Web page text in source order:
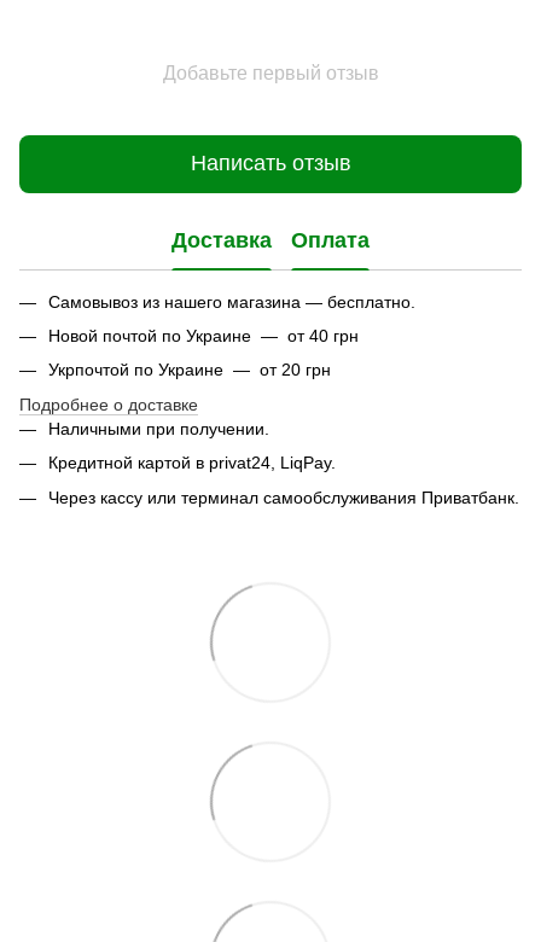
Добавьте первый отзыв
Написать отзыв
Доставка Оплата
Самовывоз из нашего магазина — бесплатно.
Новой почтой по Украине — от 40 грн
Укрпочтой по Украине — от 20 грн
Подробнее о доставке
Наличными при получении.
Кредитной картой в privat24, LiqPay.
Через кассу или терминал самообслуживания Приватбанк.